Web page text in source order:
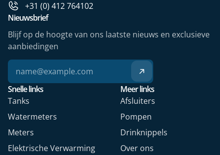
+31 (0) 412 764102
Snelle links
Tanks
Watermeters
Meters
Elektrische Verwarming
Meer links
Afsluiters
Pompen
Drinknippels
Over ons
Nieuwsbrief
Blijf op de hoogte van ons laatste nieuws en exclusieve
aanbiedingen